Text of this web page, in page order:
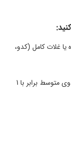
2 اونس در هر روز از آووکادو (5/1 از یک آووکادوی متوسط برابر با 1